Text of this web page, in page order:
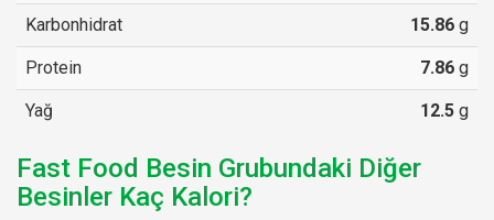
Karbonhidrat 15.86 g
Protein 7.86 g
Yağ 12.5 g
Fast Food Besin Grubundaki Diğer
Besinler Kaç Kalori?